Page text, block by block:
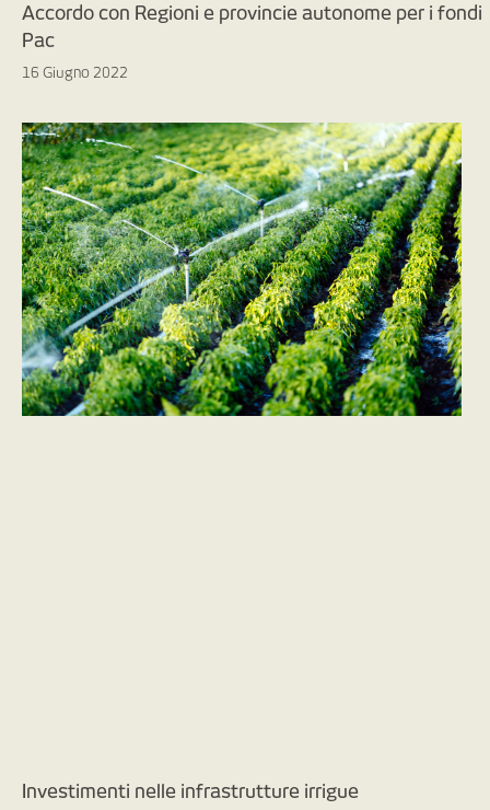
Accordo con Regioni e provincie autonome per i fondi
Pac
16 Giugno 2022
Investimenti nelle infrastrutture irrigue